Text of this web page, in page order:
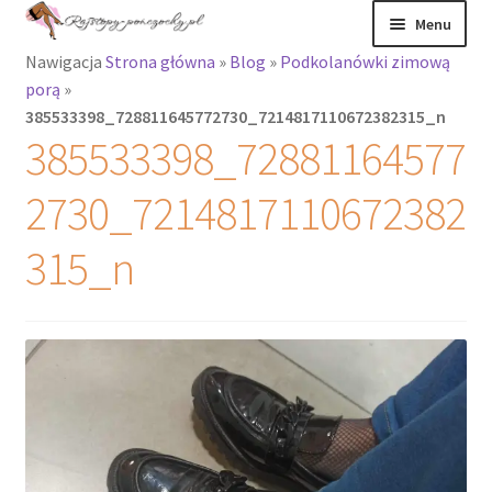
Przejdź
nawigacji
Przejdź
treści
Menu
Rajstopy
Rozwiń
potomne
zakolanówki
Podkolanówki i
Wszystkie
Rozwiń
menu
Nawigacja Strona główna » Blog » Podkolanówki zimową
porą »
385533398_728811645772730_7214817110672382315_n
385533398_72881164577
2730_7214817110672382
315_n